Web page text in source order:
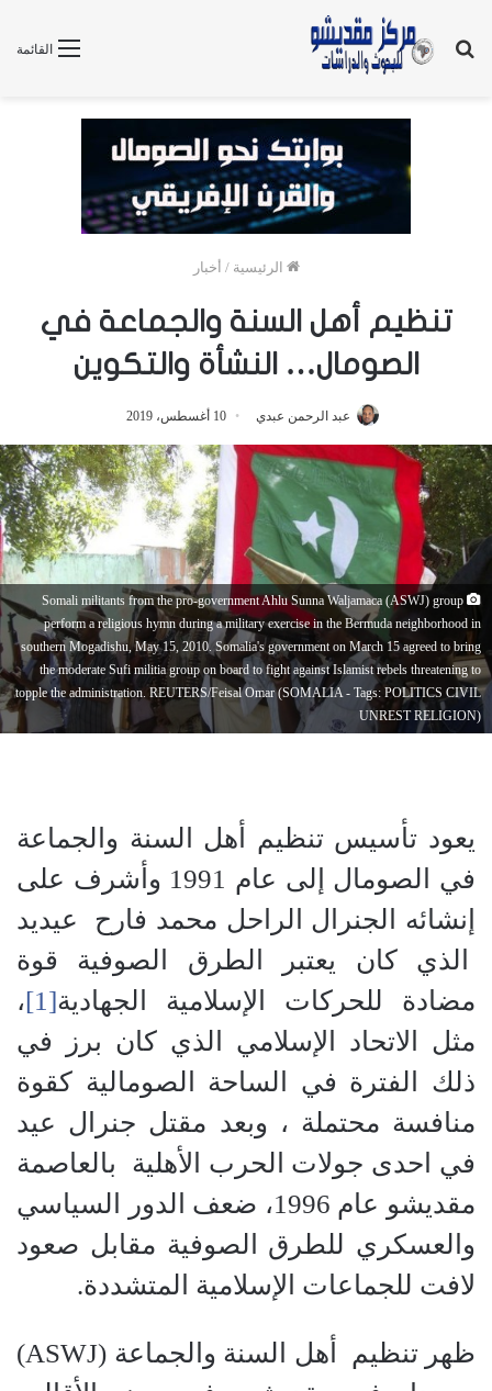
القائمة
بحث
الرئيسية / أخبار
تنظيم أهل السنة والجماعة في
الصومال… النشأة والتكوين
عبد الرحمن عبدي 10 أغسطس، 2019
Somali militants from the pro-government Ahlu Sunna Waljamaca (ASWJ) group
perform a religious hymn during a military exercise in the Bermuda neighborhood in
southern Mogadishu, May 15, 2010. Somalia's government on March 15 agreed to bring
the moderate Sufi militia group on board to fight against Islamist rebels threatening to
topple the administration. REUTERS/Feisal Omar (SOMALIA - Tags: POLITICS CIVIL
UNREST RELIGION)
يعود تأسيس تنظيم أهل السنة والجماعة
في الصومال إلى عام 1991 وأشرف على
إنشائه الجنرال الراحل محمد فارح عيديد
الذي كان يعتبر الطرق الصوفية قوة
مضادة للحركات الإسلامية الجهادية[1]
،
مثل الاتحاد الإسلامي الذي كان برز في
ذلك الفترة في الساحة الصومالية كقوة
منافسة محتملة ، وبعد مقتل جنرال عيد
في احدى جولات الحرب الأهلية بالعاصمة
مقديشو عام 1996، ضعف الدور السياسي
والعسكري للطرق الصوفية مقابل صعود
لافت للجماعات الإسلامية المتشددة.
ظهر تنظيم أهل السنة والجماعة (ASWJ)